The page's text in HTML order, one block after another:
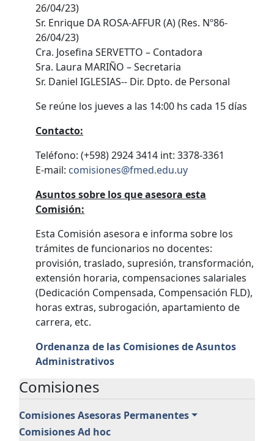
Comisiones
Comisiones Asesoras Permanentes
Comisiones Ad hoc
26/04/23)
Sr. Enrique DA ROSA-AFFUR (A) (Res. Nº86-
26/04/23)
Cra. Josefina SERVETTO – Contadora
Sra. Laura MARIÑO – Secretaria
Sr. Daniel IGLESIAS-- Dir. Dpto. de Personal
Se reúne los jueves a las 14:00 hs cada 15 días
Contacto:
Teléfono: (+598) 2924 3414 int: 3378-3361
E-mail: comisiones@fmed.edu.uy
Asuntos sobre los que asesora esta
Comisión:
Esta Comisión asesora e informa sobre los
trámites de funcionarios no docentes:
provisión, traslado, supresión, transformación,
extensión horaria, compensaciones salariales
(Dedicación Compensada, Compensación FLD),
horas extras, subrogación, apartamiento de
carrera, etc.
Ordenanza de las Comisiones de Asuntos
Administrativos